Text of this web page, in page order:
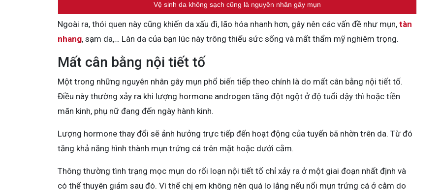
Vệ sinh da không sạch cũng là nguyên nhân gây mụn
Ngoài ra, thói quen này cũng khiến da xấu đi, lão hóa nhanh hơn, gây nên các vấn đề như mụn, tàn
nhang, sạm da,… Làn da của bạn lúc này trông thiếu sức sống và mất thẩm mỹ nghiêm trọng.
Mất cân bằng nội tiết tố
Một trong những nguyên nhân gây mụn phổ biến tiếp theo chính là do mất cân bằng nội tiết tố.
Điều này thường xảy ra khi lượng hormone androgen tăng đột ngột ở độ tuổi dậy thì hoặc tiền
mãn kinh, phụ nữ đang đến ngày hành kinh.
Lượng hormone thay đổi sẽ ảnh hưởng trực tiếp đến hoạt động của tuyến bã nhờn trên da. Từ đó
tăng khả năng hình thành mụn trứng cá trên mặt hoặc dưới cằm.
Thông thường tình trạng mọc mụn do rối loạn nội tiết tố chỉ xảy ra ở một giai đoạn nhất định và
có thể thuyên giảm sau đó. Vì thế chị em không nên quá lo lắng nếu nổi mụn trứng cá ở cằm do